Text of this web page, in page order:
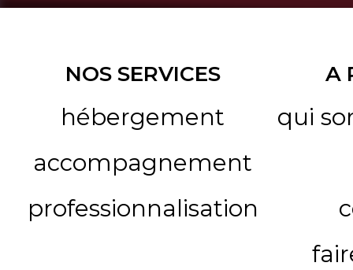
NOS SERVICES
hébergement
accompagnement
professionnalisation
A
qui